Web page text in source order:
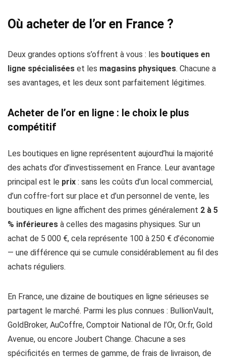
Où acheter de l’or en France ?
Deux grandes options s’offrent à vous : les boutiques en
ligne spécialisées et les magasins physiques. Chacune a
ses avantages, et les deux sont parfaitement légitimes.
Acheter de l’or en ligne : le choix le plus
compétitif
Les boutiques en ligne représentent aujourd’hui la majorité
des achats d’or d’investissement en France. Leur avantage
principal est le prix : sans les coûts d’un local commercial,
d’un coffre-fort sur place et d’un personnel de vente, les
boutiques en ligne affichent des primes généralement 2 à 5
% inférieures à celles des magasins physiques. Sur un
achat de 5 000 €, cela représente 100 à 250 € d’économie
— une différence qui se cumule considérablement au fil des
achats réguliers.
En France, une dizaine de boutiques en ligne sérieuses se
partagent le marché. Parmi les plus connues : BullionVault,
GoldBroker, AuCoffre, Comptoir National de l’Or, Or.fr, Gold
Avenue, ou encore Joubert Change. Chacune a ses
spécificités en termes de gamme, de frais de livraison, de